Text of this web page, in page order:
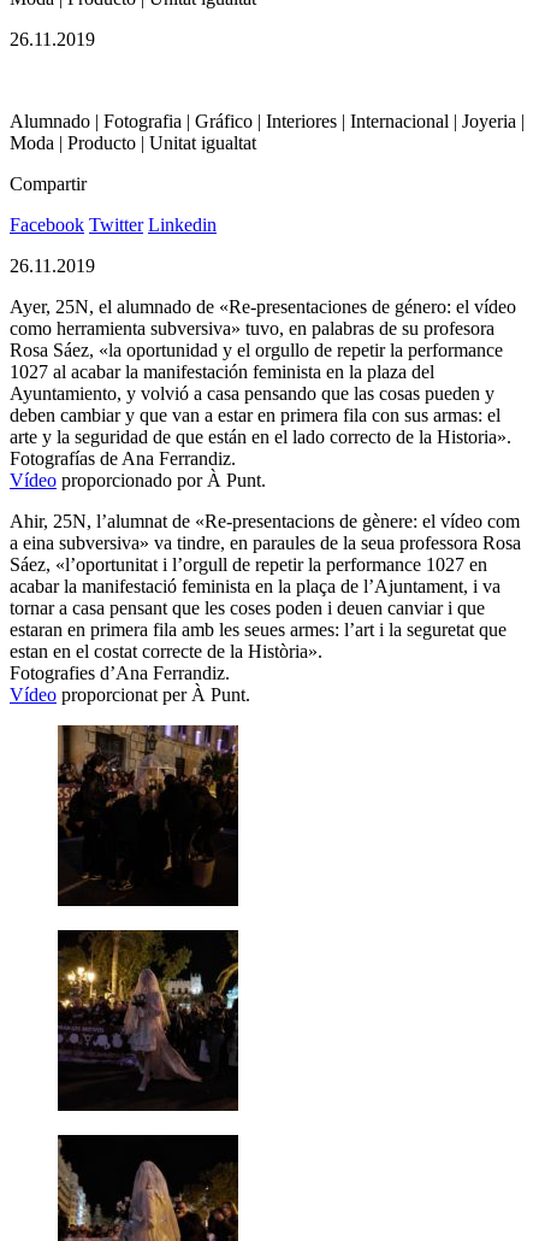
26.11.2019
Alumnado | Fotografia | Gráfico | Interiores | Internacional | Joyeria |
Moda | Producto | Unitat igualtat
Compartir
Facebook Twitter Linkedin
26.11.2019
Ayer, 25N, el alumnado de «Re-presentaciones de género: el vídeo
como herramienta subversiva» tuvo, en palabras de su profesora
Rosa Sáez, «la oportunidad y el orgullo de repetir la performance
1027 al acabar la manifestación feminista en la plaza del
Ayuntamiento, y volvió a casa pensando que las cosas pueden y
deben cambiar y que van a estar en primera fila con sus armas: el
arte y la seguridad de que están en el lado correcto de la Historia».
Fotografías de Ana Ferrandiz.
Vídeo proporcionado por À Punt.
Ahir, 25N, l’alumnat de «Re-presentacions de gènere: el vídeo com
a eina subversiva» va tindre, en paraules de la seua professora Rosa
Sáez, «l’oportunitat i l’orgull de repetir la performance 1027 en
acabar la manifestació feminista en la plaça de l’Ajuntament, i va
tornar a casa pensant que les coses poden i deuen canviar i que
estaran en primera fila amb les seues armes: l’art i la seguretat que
estan en el costat correcte de la Història».
Fotografies d’Ana Ferrandiz.
Vídeo proporcionat per À Punt.